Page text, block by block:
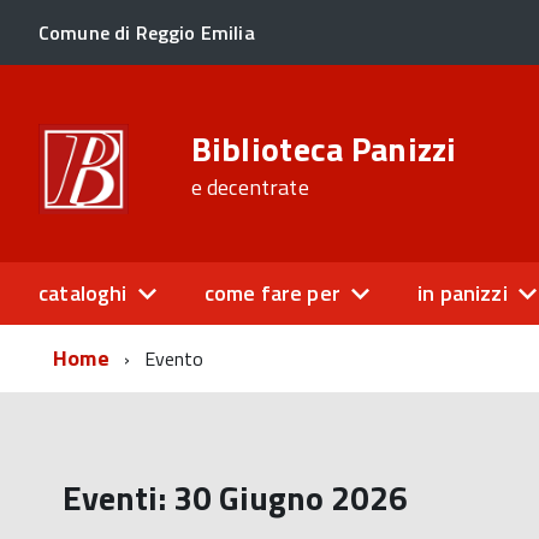
Comune di Reggio Emilia
Biblioteca Panizzi
e decentrate
cataloghi come fare per in panizzi
Home
Evento
Eventi: 30 Giugno 2026